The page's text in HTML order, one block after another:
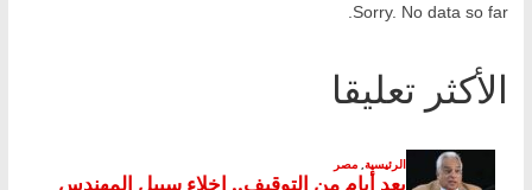
Sorry. No data so far.
الأكثر تعليقا